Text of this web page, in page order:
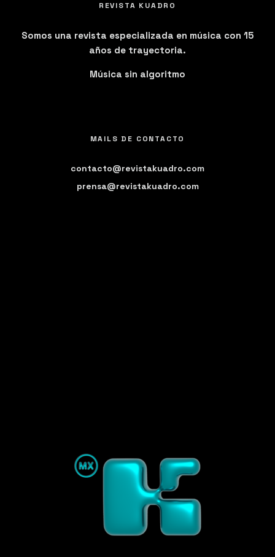
REVISTA KUADRO
Somos una revista especializada en música con 15
años de trayectoria.
Música sin algoritmo
MAILS DE CONTACTO
contacto@revistakuadro.com
prensa@revistakuadro.com